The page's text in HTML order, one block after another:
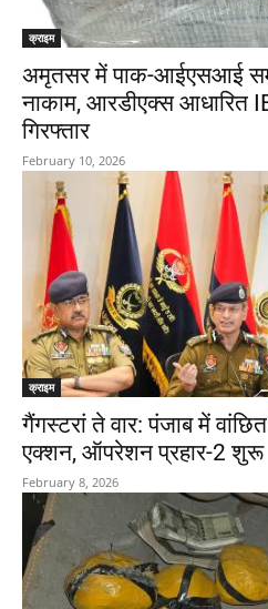
क्राइम
अमृतसर में पाक-आईएसआई
नाकाम, आरडीएक्स आधारित
गिरफ्तार
February 10, 2026
क्राइम
गैंगस्टरां ते वार: पंजाब में
एक्शन, ऑपरेशन प्रहार-2 शुरू
February 8, 2026